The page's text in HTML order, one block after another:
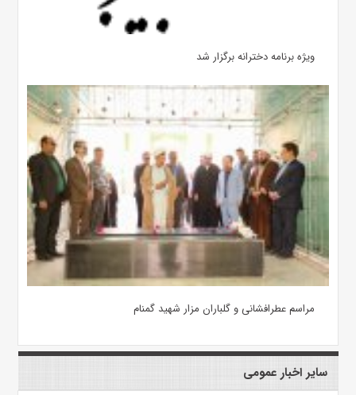
ویژه برنامه دخترانه برگزار شد
مراسم عطرافشانی و گلباران مزار شهید گمنام
سایر اخبار عمومی